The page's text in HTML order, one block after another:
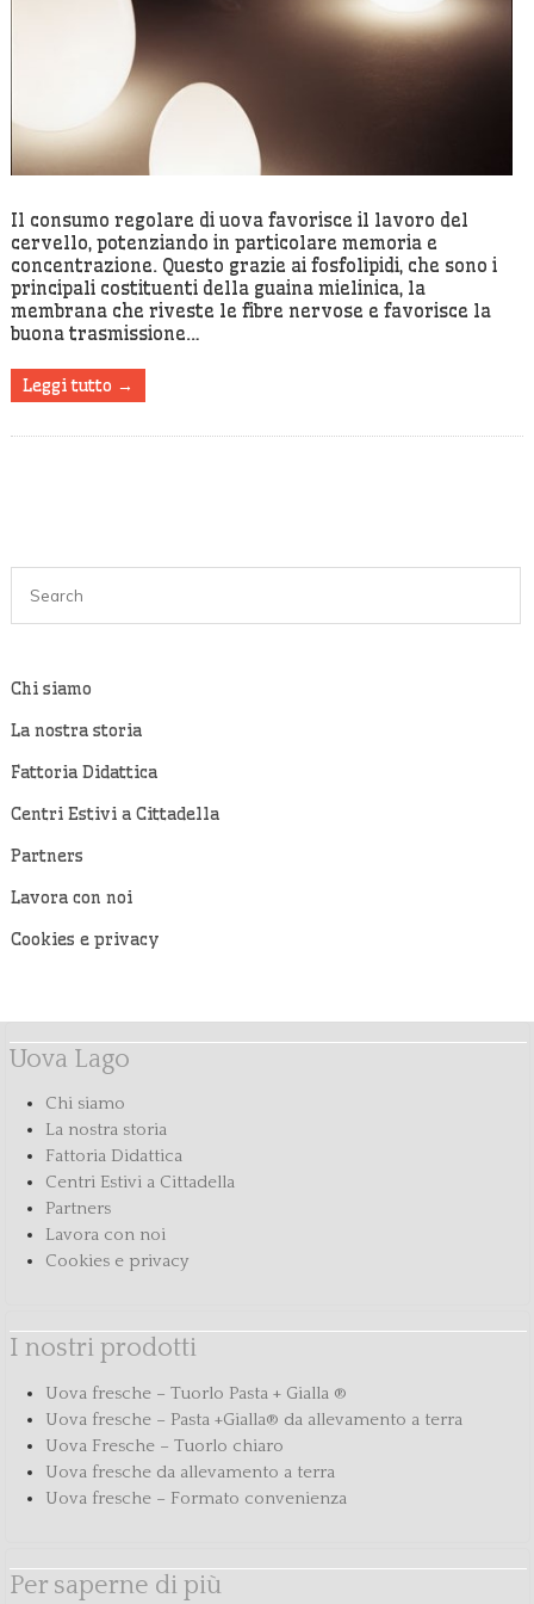
Il consumo regolare di uova favorisce il lavoro del
cervello, potenziando in particolare memoria e
concentrazione. Questo grazie ai fosfolipidi, che sono i
principali costituenti della guaina mielinica, la
membrana che riveste le fibre nervose e favorisce la
buona trasmissione…
Leggi tutto →
Chi siamo
La nostra storia
Fattoria Didattica
Centri Estivi a Cittadella
Partners
Lavora con noi
Cookies e privacy
Uova Lago
Chi siamo
La nostra storia
Fattoria Didattica
Centri Estivi a Cittadella
Partners
Lavora con noi
Cookies e privacy
I nostri prodotti
Uova fresche – Tuorlo Pasta + Gialla ®
Uova fresche – Pasta +Gialla® da allevamento a terra
Uova Fresche – Tuorlo chiaro
Uova fresche da allevamento a terra
Uova fresche – Formato convenienza
Per saperne di più